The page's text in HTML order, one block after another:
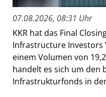
07.08.2026, 08:31 Uhr
KKR hat das Final
Infrastructure Investors
einem Volumen von
handelt es sich um den
Infrastrukturfonds in